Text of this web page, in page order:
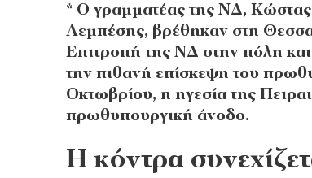
* Ο γραμματέας της ΝΔ,
Λεμπέσης, βρέθηκαν στη
Επιτροπή της ΝΔ στην πόλη
την πιθανή επίσκεψη του
Οκτωβρίου, η ηγεσία της
πρωθυπουργική άνοδο.
Η κόντρα